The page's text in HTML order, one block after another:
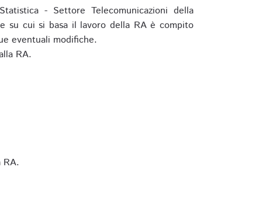
- Settore Telecomunicazioni della
su cui si basa il lavoro della RA è compito
eventuali modifiche.
RA.